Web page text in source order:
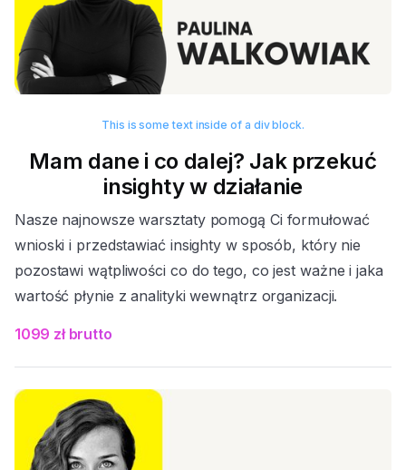
Mam dane i co dalej? Jak przekuć
insighty w działanie
Nasze najnowsze warsztaty pomogą Ci formułować
wnioski i przedstawiać insighty w sposób, który nie
pozostawi wątpliwości co do tego, co jest ważne i jaka
wartość płynie z analityki wewnątrz organizacji.
This is some text inside of a div block.
1099 zł brutto